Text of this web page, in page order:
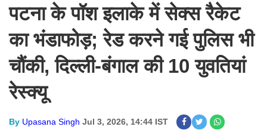
पटना के पॉश इलाके में सेक्स रैकेट
का भंडाफोड़; रेड करने गई पुलिस भी
चौंकी, दिल्ली-बंगाल की 10 युवतियां
रेस्क्यू
By Upasana Singh Jul 3, 2026, 14:44 IST